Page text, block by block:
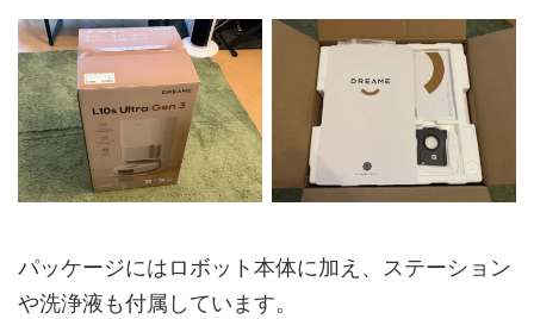
モップリフトアッ
プ高さ
10.5 mm
自動ゴミ収集 対応 / 最大75日分
モップ自動洗浄 対応
自動給水 対応
パッケージにはロボット本体に加え、ステーション
や洗浄液も付属しています。